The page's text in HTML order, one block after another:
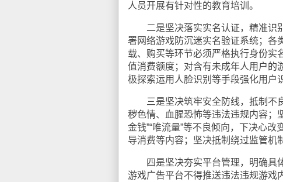
人员开展有针对性的教育培训。
二是坚决落实实名认证，精准识别
署网络游戏防沉迷实名验证系统；各
载、购买等环节必须严格执行身份实
值消费额度；对含有未成年人用户的
极探索运用人脸识别等手段强化用户
三是坚决筑牢安全防线，抵制不良
秽色情、血腥恐怖等违法违规内容；
金钱”“唯流量”等不良倾向，下决心
导消费等内容；坚决抵制绕过监管机
四是坚决夯实平台管理，明确具体
游戏广告平台不得推送违法违规游戏